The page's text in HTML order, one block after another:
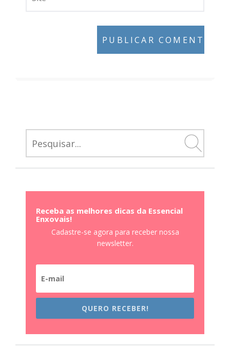
SEARCH
FOR:
Receba as melhores dicas da Essencial
Enxovais!
Cadastre-se agora para receber nossa
newsletter.
QUERO RECEBER!